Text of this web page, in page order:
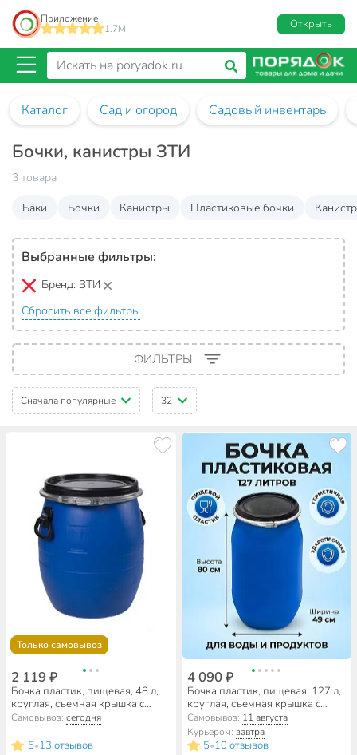
Приложение
1.7M
Открыть
Каталог Сад и огород Садовый инвентарь
Бочки, канистры ЗТИ
3 товара
Баки
Бочки Канистры Пластиковые бочки
Выбранные фильтры:
Бренд: ЗТИ
Сбросить все фильтры
ФИЛЬТРЫ
Сначала популярные 32
Только самовывоз
2 119 ₽
Бочка пластик, пищевая, 48 л,
круглая, съемная крышка с
металлическим хомутом,
цветная, ЗТИ
Самовывоз:сегодня
5•13 отзывов
4 090 ₽
Бочка пластик, пищевая, 127 л,
круглая, съемная крышка с
металлическим хомутом,
цветная, ЗТИ
Самовывоз: 11 августа
Курьером: завтра
5•10 отзывов